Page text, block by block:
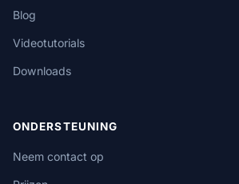
Blog
Videotutorials
Downloads
ONDERSTEUNING
Neem contact op